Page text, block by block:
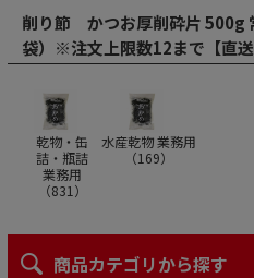
削り節 かつお厚削砕片 500g
袋）※注文上限数12まで【直
乾物・缶
詰・瓶詰
業務用
（831 ）
水産乾物 業務用
（169）
商品カテゴリから探す